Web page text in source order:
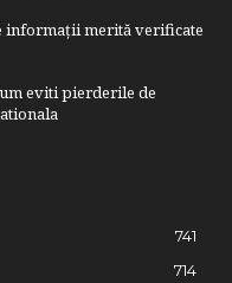
informații merită verificate
eviti pierderile de
741
714